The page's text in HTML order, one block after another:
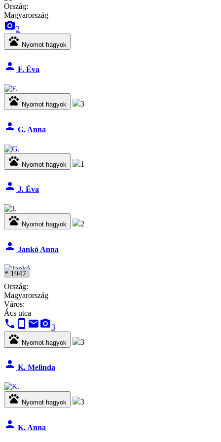
Ország:
Magyarország
camera_alt2
pets Nyomot hagyok
person F. Éva
pets Nyomot hagyok 3
person G. Anna
pets Nyomot hagyok 1
person J. Éva
pets Nyomot hagyok 2
person Jankó Anna
* 1947
Ország:
Magyarország
Város:
Ács utca
phone stay_current_portrait emailcamera_alt3
pets Nyomot hagyok 3
person K. Melinda
pets Nyomot hagyok 3
person K. Anna